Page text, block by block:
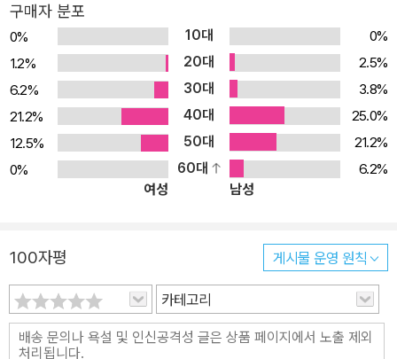
계화는 각 나라의 사회와 문화에 영향을 미치며 ‘글로벌 푸드’를 만들
어냈다. 한국인의 식탁에는 이미 수많은 글로벌 푸드가 존재한다. 고
추는 아주 오래전 토착화해 한국 음식에 빠질 수 없는 재료가 되었는
가 하면, 바나나·오렌지 같은 과일은 물론 외국산 과자와 소스 들도 쉽
게 찾아볼 수 있으며, 라면·치킨·피자 같은 음식은 ‘한국화’를 통해 한
국을 넘어 세계인의 입맛까지 사로잡고 있다. 이렇게 한국인의 식생
활과 음식 문화를 크게 변화시킨 글로벌 푸드는 언제, 어떻게 한반도
에 들어왔을까? 이 책의 저자인 주영하 교수는 “세계의 어떤 문화도
아니며, 따라서 한국 음식 역시 교류와 혼종의 결과물”이라며, 한국사
속 여덟 가지 시기 구분으로 글로벌 푸드의 역사를 살핀다. 그 시기는
중국으로부터 불교 문화가 유입된 삼국시대, 몽골제국과 원나라의 영
향을 받은 고려시대, 아메리카의 작물이 세계로 이동한 ‘콜럼버스 교
환’의 시대, 중국·일본과의 교류가 활발했던 조선 후기, 본격적으로 외
구매자 분포
0% 10대
0%
1.2%
20대
2.5%
6.2%
30대
3.8%
21.2%
40대
25.0%
12.5%
50대
21.2%
0%
60대
6.2%
여성
남성
100자평 게시물 운영 원칙
카테고리